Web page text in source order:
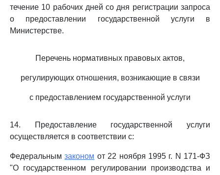
течение 10 рабочих дней со дня регистрации запроса
о предоставлении государственной услуги в
Министерстве.
Перечень нормативных правовых актов,
регулирующих отношения, возникающие в связи
с предоставлением государственной услуги
14. Предоставление государственной услуги
осуществляется в соответствии с:
Федеральнымзаконом от 22 ноября 1995 г. N 171-ФЗ
"О государственном регулировании производства и